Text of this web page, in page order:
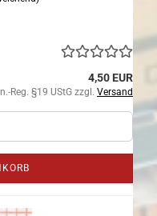
4,50 EUR
Reg. §19 UStG zzgl. Versand